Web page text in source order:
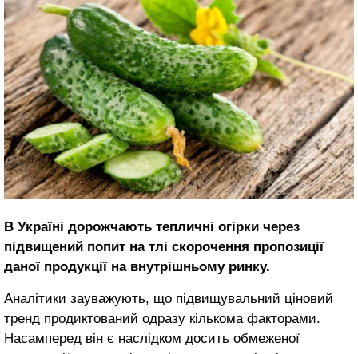
В Україні дорожчають тепличні огірки через
підвищений попит на тлі скорочення пропозиції
даної продукції на внутрішньому ринку.
Аналітики зауважують, що підвищувальний ціновий
тренд продиктований одразу кількома факторами.
Насамперед він є наслідком досить обмеженої